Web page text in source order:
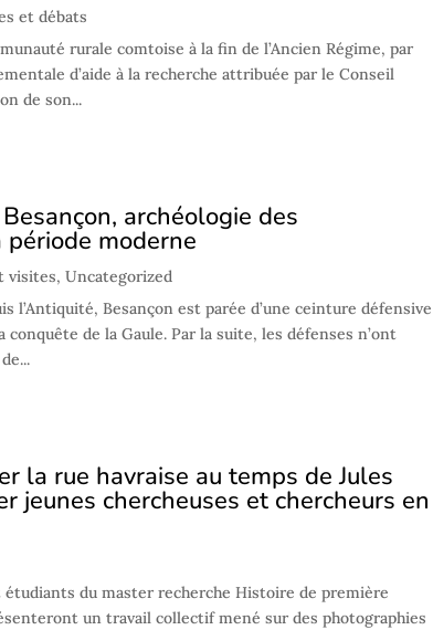
et débats
rurale comtoise à la fin de l’Ancien Régime, par
d’aide à la recherche attribuée par le Conseil
de son...
archéologie des
moderne
visites, Uncategorized
l’Antiquité, Besançon est parée d’une ceinture défensive
de la Gaule. Par la suite, les défenses n’ont
la rue havraise au temps de Jules
jeunes chercheuses et chercheurs en
du master recherche Histoire de première
un travail collectif mené sur des photographies